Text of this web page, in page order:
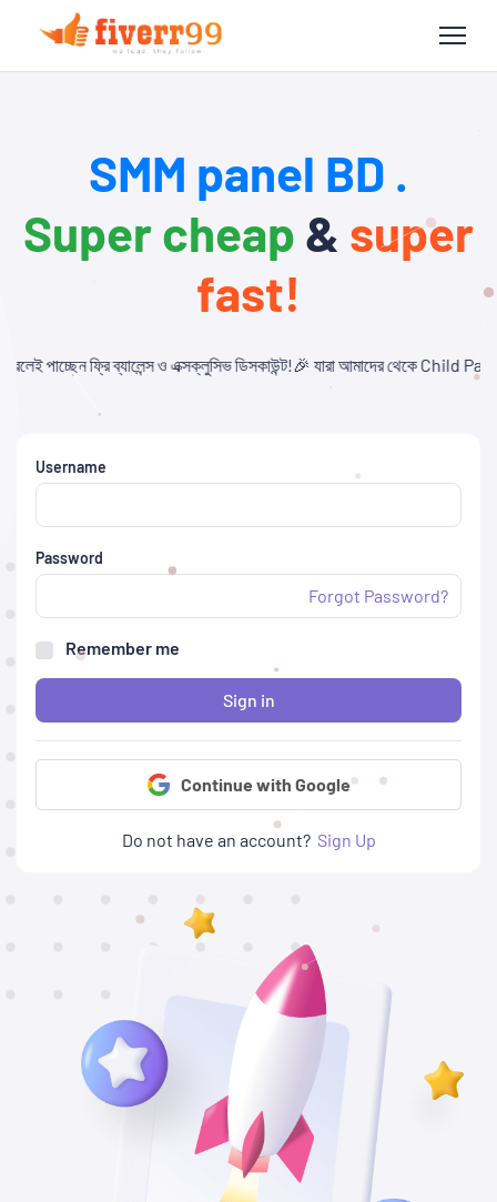
SMM panel BD .
Super cheap & super
fast!
ডিসকাউন্ট!🎉 যারা আমাদের থেকে Child Panel নিবেন এবং API ব্যবহার
Username
Password
Forgot Password?
Remember me
Sign in
Continue with Google
Do not have an account? Sign Up